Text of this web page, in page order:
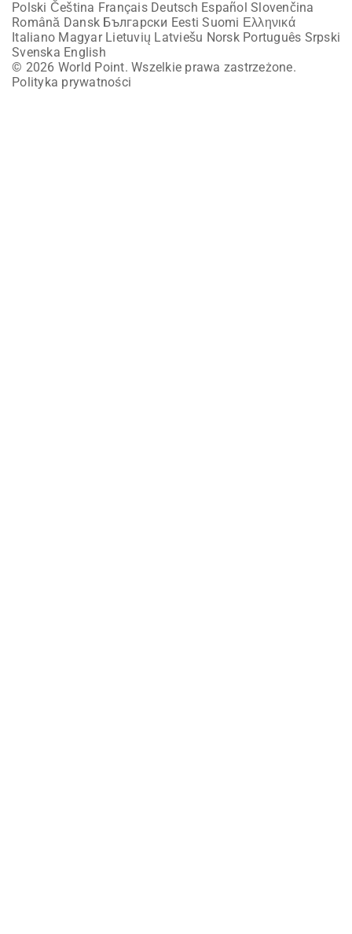
Polski Čeština Français Deutsch Español Slovenčina
Română Dansk Български Eesti Suomi Ελληνικά
Italiano Magyar Lietuvių Latviešu Norsk Português Srpski
Svenska English
© 2026 World Point. Wszelkie prawa zastrzeżone.
Polityka prywatności